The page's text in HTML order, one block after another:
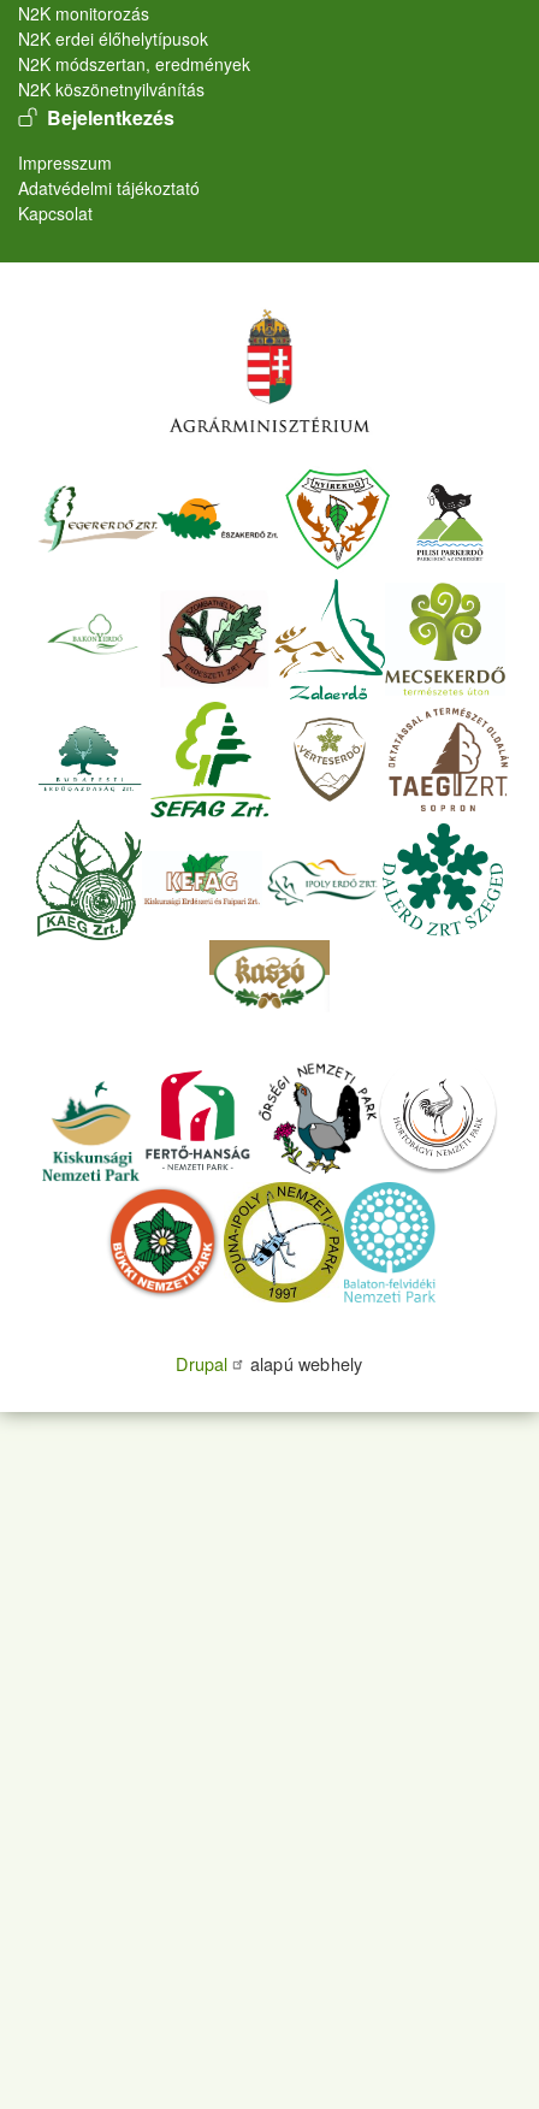
N2K monitorozás
N2K erdei élőhelytípusok
N2K módszertan, eredmények
N2K köszönetnyilvánítás
User account menu
Bejelentkezés
Lábléc
Impresszum
Adatvédelmi tájékoztató
Kapcsolat
Drupal alapú webhely